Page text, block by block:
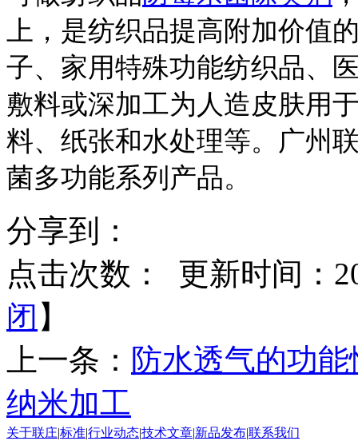
上，是纺织品提高附加价值
子、家用特殊功能纺织品、
敷料或深加工为人造皮肤用
料、纸张和水处理等。广州
菌多功能系列产品。
分享到：
点击次数：
更新时间：
闭 】
上一条： 防水透气的功
纳米加工
关于联庄标准行业动态技术文章 新品发布联系我们